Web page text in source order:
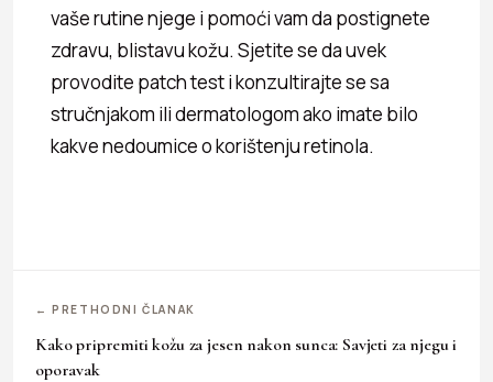
vaše rutine njege i pomoći vam da postignete
zdravu, blistavu kožu. Sjetite se da uvek
provodite patch test i konzultirajte se sa
stručnjakom ili dermatologom ako imate bilo
kakve nedoumice o korištenju retinola.
← PRETHODNI ČLANAK
Kako pripremiti kožu za jesen nakon sunca: Savjeti za njegu i
oporavak